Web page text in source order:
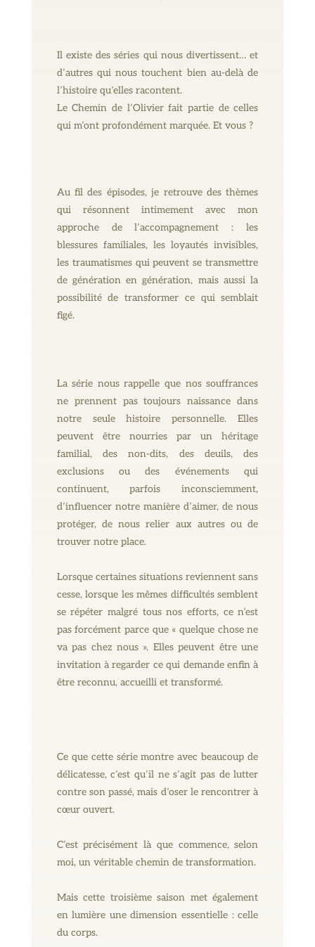
Il existe des séries qui nous divertissent… et
d’autres qui nous touchent bien au-delà de
l’histoire qu’elles racontent.
Le Chemin de l’Olivier fait partie de celles
qui m’ont profondément marquée. Et vous ?
Au fil des épisodes, je retrouve des thèmes
qui résonnent intimement avec mon
approche de l’accompagnement : les
blessures familiales, les loyautés invisibles,
les traumatismes qui peuvent se transmettre
de génération en génération, mais aussi la
possibilité de transformer ce qui semblait
figé.
La série nous rappelle que nos souffrances
ne prennent pas toujours naissance dans
notre seule histoire personnelle. Elles
peuvent être nourries par un héritage
familial, des non-dits, des deuils, des
exclusions ou des événements qui
continuent, parfois inconsciemment,
d’influencer notre manière d’aimer, de nous
protéger, de nous relier aux autres ou de
trouver notre place.
Lorsque certaines situations reviennent sans
cesse, lorsque les mêmes difficultés semblent
se répéter malgré tous nos efforts, ce n’est
pas forcément parce que « quelque chose ne
va pas chez nous ». Elles peuvent être une
invitation à regarder ce qui demande enfin à
être reconnu, accueilli et transformé.
Ce que cette série montre avec beaucoup de
délicatesse, c’est qu’il ne s’agit pas de lutter
contre son passé, mais d’oser le rencontrer à
cœur ouvert.
C’est précisément là que commence, selon
moi, un véritable chemin de transformation.
Mais cette troisième saison met également
en lumière une dimension essentielle : celle
du corps.